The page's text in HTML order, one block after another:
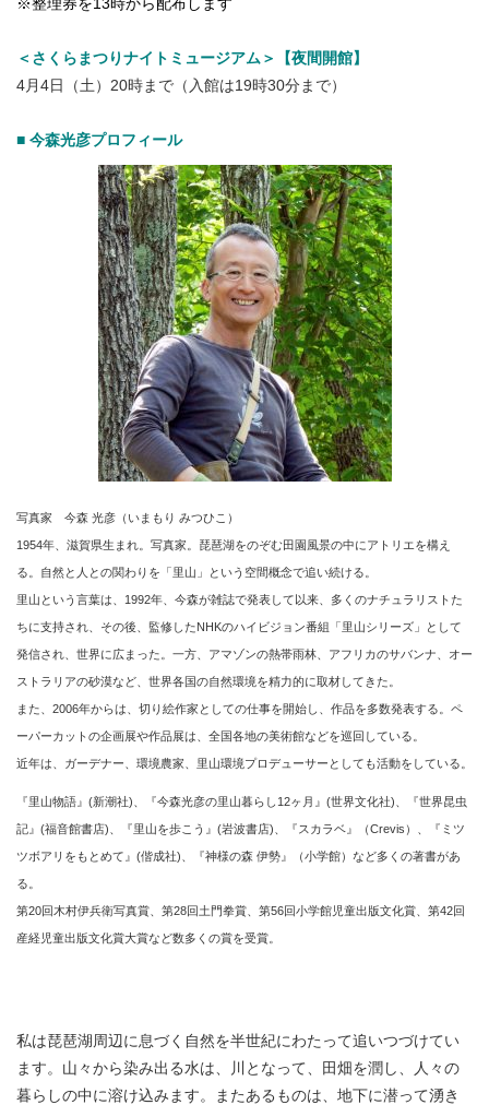
＜さくらまつりナイトミュージアム＞【夜間開館】
4月4日（土）20時まで（入館は19時30分まで）
■ 今森光彦プロフィール
写真家 今森 光彦（いまもり みつひこ）
1954年、滋賀県生まれ。写真家。琵琶湖をのぞむ田園風景の中にアトリエを構え
る。自然と人との関わりを「里山」という空間概念で追い続ける。
里山という言葉は、1992年、今森が雑誌で発表して以来、多くのナチュラリストた
ちに支持され、その後、監修したNHKのハイビジョン番組「里山シリーズ」として
発信され、世界に広まった。一方、アマゾンの熱帯雨林、アフリカのサバンナ、オー
ストラリアの砂漠など、世界各国の自然環境を精力的に取材してきた。
また、2006年からは、切り絵作家としての仕事を開始し、作品を多数発表する。ペ
ーパーカットの企画展や作品展は、全国各地の美術館などを巡回している。
近年は、ガーデナー、環境農家、里山環境プロデューサーとしても活動をしている。
『里山物語』(新潮社)、『今森光彦の里山暮らし12ヶ月』(世界文化社)、『世界昆虫
記』(福音館書店)、『里山を歩こう』(岩波書店)、『スカラベ』（Crevis）、『ミツ
ツボアリをもとめて』(偕成社)、『神様の森 伊勢』（小学館）など多くの著書があ
る。
第20回木村伊兵衛写真賞、第28回土門拳賞、第56回小学館児童出版文化賞、第42回
産経児童出版文化賞大賞など数多くの賞を受賞。
私は琵琶湖周辺に息づく自然を半世紀にわたって追いつづけてい
ます。山々から染み出る水は、川となって、田畑を潤し、人々の
暮らしの中に溶け込みます。またあるものは、地下に潜って湧き